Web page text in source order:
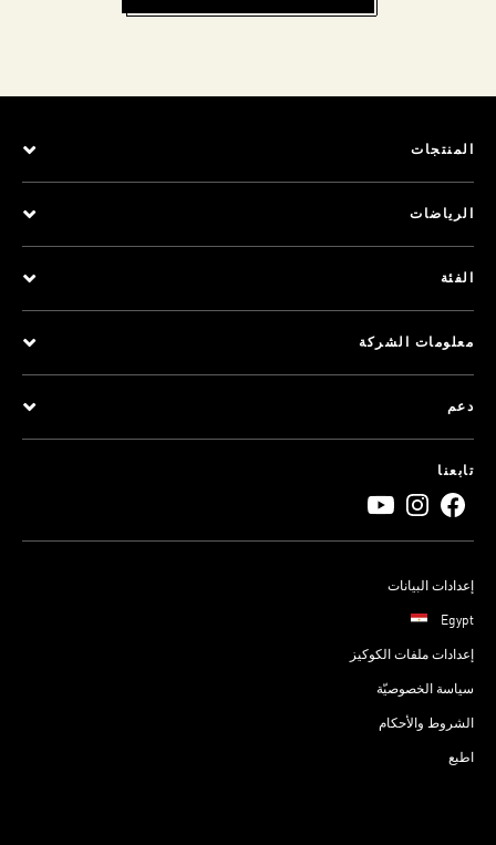
المنتجات
الرياضات
الفئة
معلومات الشركة
دعم
تابعنا
إعدادات البيانات
Egypt
إعدادات ملفات الكوكيز
سياسة الخصوصيّة
الشروط والأحكام
اطبع